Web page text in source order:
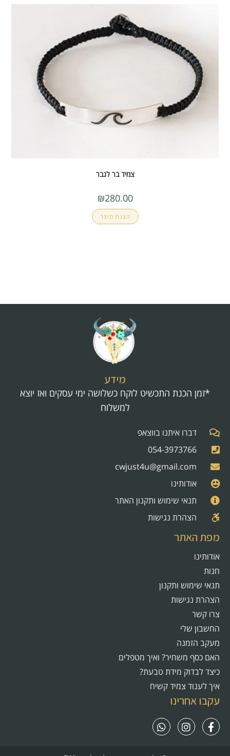
צמיד בר לגבר
₪280.00
הצגת מוצר
מידע
*זמן הכנת התכשיט לוקח כשלושה ימי עסקים ואז יוצא
למשלוח
דברו איתנו בווצאפ
054-3973766
cwjust4u@gmail.com
אודותינו
תנאי שימוש ותקנון האתר
הצהרת נגישות
מפת האתר
אודותינו
חנות
תנאי שימוש ותקנון
הצהרת נגישות
צרו קשר
החשבון שלי
מעקב הזמנה
האם כסף משחיר? ואיך מטפלים
כיצד לבדוק מידת טבעת?
איך לענוד צמיד קשיח
עקבו אחרינו